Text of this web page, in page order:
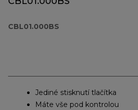
CBL01.000BS
Jediné stisknutí tlačítka
Máte vše pod kontrolou